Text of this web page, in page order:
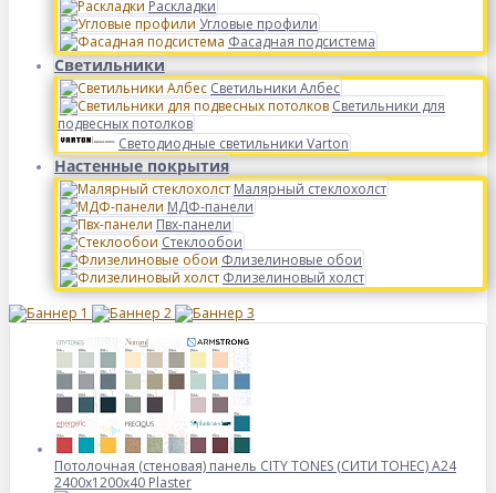
Раскладки
Угловые профили
Фасадная подсистема
Светильники
Светильники Албес
Светильники для
подвесных потолков
Светодиодные светильники Varton
Настенные покрытия
Малярный стеклохолст
МДФ-панели
Пвх-панели
Стеклообои
Флизелиновые обои
Флизелиновый холст
Потолочная (стеновая) панель CITY TONES (CИТИ ТОНЕС) A24
2400x1200x40 Plaster